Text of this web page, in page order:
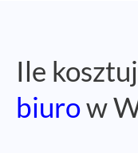
Ile
biurow